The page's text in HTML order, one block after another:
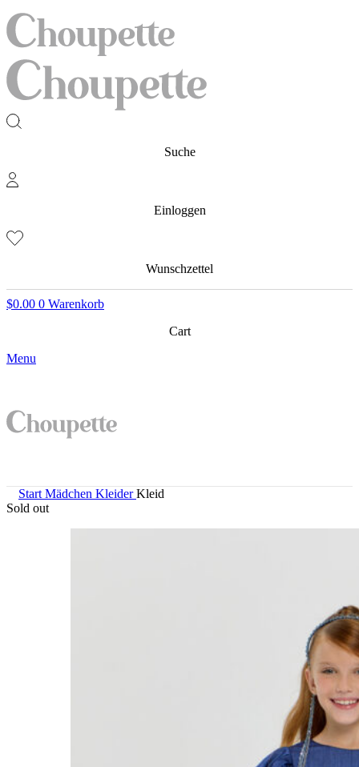
Suche
Einloggen
Wunschzettel
$0.00 0 Warenkorb
Cart
Menu
Start Mädchen KleiderKleid
Sold out